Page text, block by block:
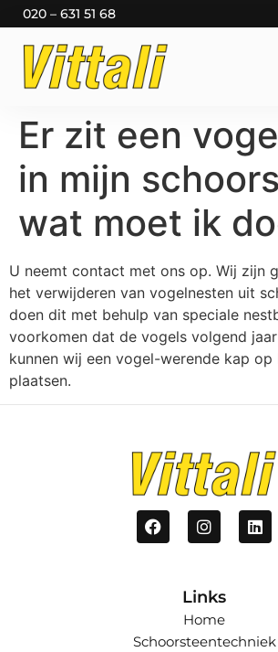
020 – 631 51 68
Er zit een
in mijn
wat moet ik
U neemt contact met ons op. Wij zijn
het verwijderen van vogelnesten uit
doen dit met behulp van speciale
voorkomen dat de vogels volgend
kunnen wij een vogel-werende kap op
plaatsen.
Links
Home
Schoorsteentechniek